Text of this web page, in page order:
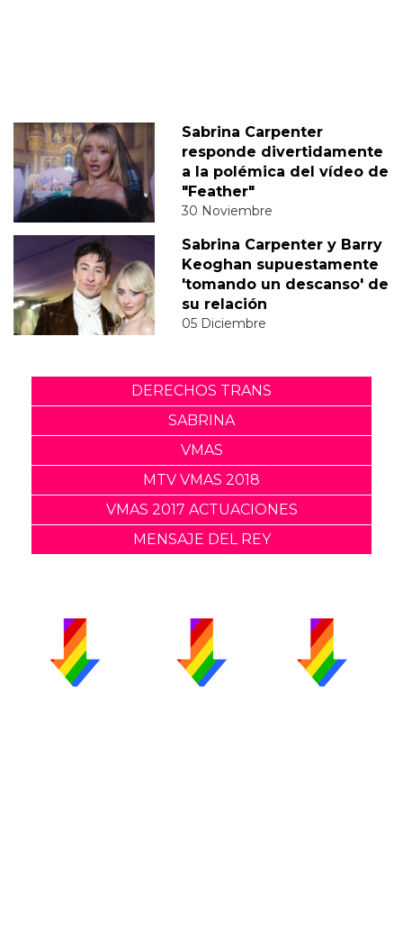
Sabrina Carpenter
responde divertidamente
a la polémica del vídeo de
"Feather"
30 Noviembre
Sabrina Carpenter y Barry
Keoghan supuestamente
'tomando un descanso' de
su relación
05 Diciembre
DERECHOS TRANS
SABRINA
VMAS
MTV VMAS 2018
VMAS 2017 ACTUACIONES
MENSAJE DEL REY